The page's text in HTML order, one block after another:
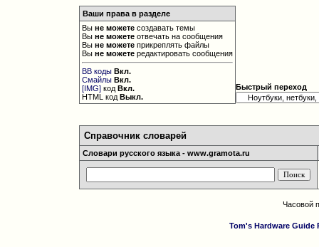
Ваши права в разделе
Выне можете создавать темы
Выне можете отвечать на сообщения
Выне можете прикреплять файлы
Выне можете редактировать сообщения
BB коды Вкл.
Смайлы Вкл.
[IMG] кодВкл.
HTML кодВыкл.
Быстрый переход
Справочник словарей
Словари русского языка - www.gramota.ru
Часовой
Tom's Hardware Guide